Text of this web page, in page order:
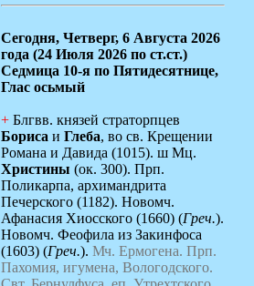
Сегодня, Четверг, 6 Августа 2026
года (24 Июля 2026 по ст.ст.)
Седмица 10-я по Пятидесятнице,
Глас осьмый
+ Блгвв. князей страторпцев
Бориса и Глеба, во св. Крещении
Романа и Давида (1015). ш Мц.
Христины (ок. 300). Прп.
Поликарпа, архимандрита
Печерского (1182). Новомч.
Афанасия Хиосского (1660) (Греч.).
Новомч. Феофила из Закинфоса
(1603) (Греч.). Мч. Ермогена. Прп.
Пахомия, игумена, Вологодского.